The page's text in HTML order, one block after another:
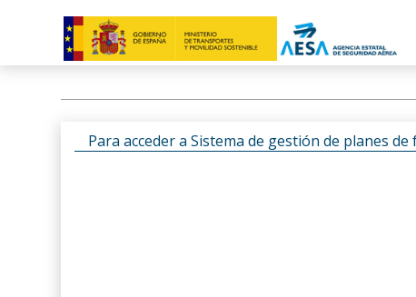
Para acceder a Sistema de gestión de planes